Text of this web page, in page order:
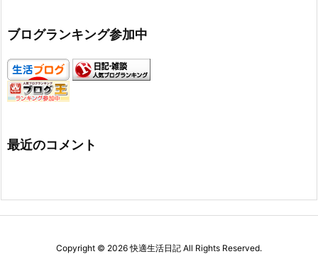
ブログランキング参加中
最近のコメント
Copyright © 2026 快適生活日記 All Rights Reserved.